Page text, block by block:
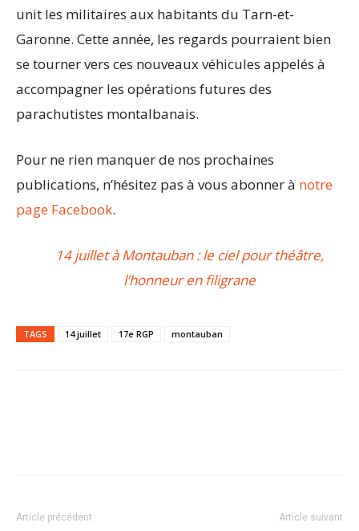
unit les militaires aux habitants du Tarn-et-
Garonne. Cette année, les regards pourraient bien
se tourner vers ces nouveaux véhicules appelés à
accompagner les opérations futures des
parachutistes montalbanais.
Pour ne rien manquer de nos prochaines
publications, n’hésitez pas à vous abonner à notre
page Facebook.
14 juillet à Montauban : le ciel pour théâtre,
l’honneur en filigrane
TAGS 14 juillet 17e RGP montauban
Article précédent Article suivant